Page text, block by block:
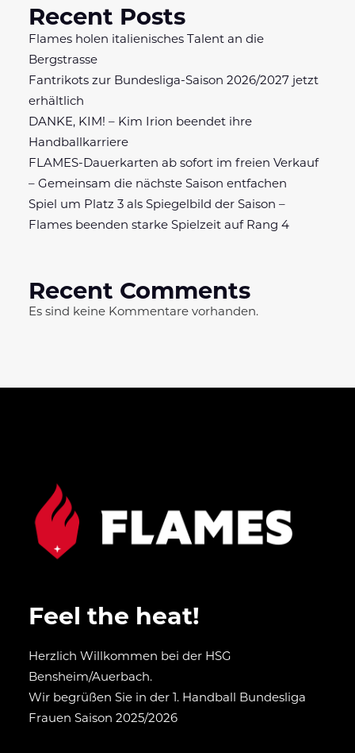
Recent Posts
Flames holen italienisches Talent an die
Bergstrasse
Fantrikots zur Bundesliga-Saison 2026/2027 jetzt
erhältlich
DANKE, KIM! – Kim Irion beendet ihre
Handballkarriere
FLAMES-Dauerkarten ab sofort im freien Verkauf
– Gemeinsam die nächste Saison entfachen
Spiel um Platz 3 als Spiegelbild der Saison –
Flames beenden starke Spielzeit auf Rang 4
Recent Comments
Es sind keine Kommentare vorhanden.
Feel the heat!
Herzlich Willkommen bei der HSG
Bensheim/Auerbach.
Wir begrüßen Sie in der 1. Handball Bundesliga
Frauen Saison 2025/2026